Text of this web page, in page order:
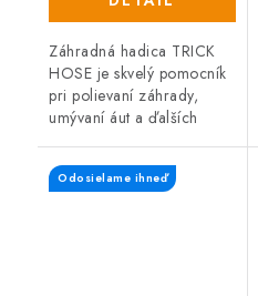
Záhradná hadica TRICK
HOSE je skvelý pomocník
pri polievaní záhrady,
umývaní áut a ďalších
ľahkosti a kompaktným
rozmerom sa ľahko
Odosielame ihneď